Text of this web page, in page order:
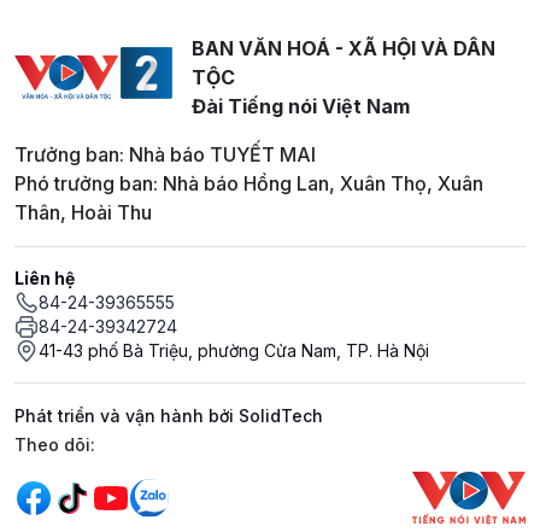
BAN VĂN HOÁ - XÃ HỘI VÀ DÂN
TỘC
Đài Tiếng nói Việt Nam
Trưởng ban: Nhà báo TUYẾT MAI
Phó trưởng ban: Nhà báo Hồng Lan, Xuân Thọ, Xuân
Thân, Hoài Thu
Liên hệ
84-24-39365555
84-24-39342724
41-43 phố Bà Triệu, phường Cửa Nam, TP. Hà Nội
Phát triển và vận hành bởi SolidTech
Mạng xã hội
Theo dõi: